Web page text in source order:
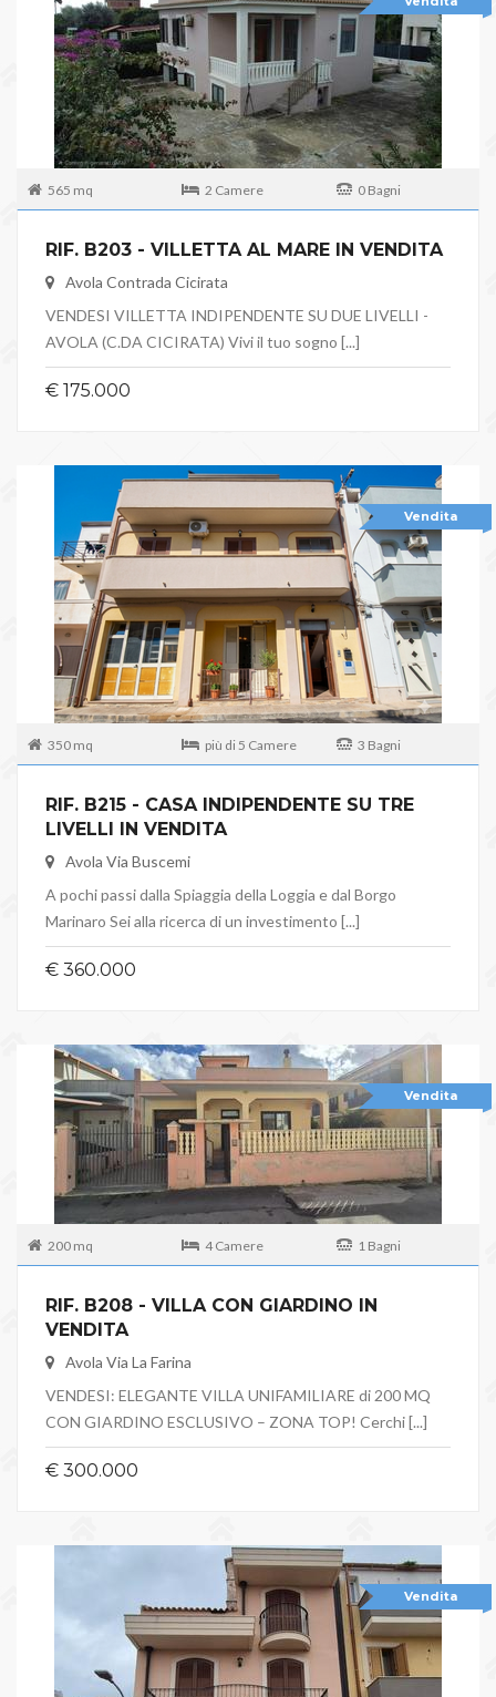
565 mq 2 Camere 0 Bagni
RIF. B203 - VILLETTA AL MARE IN VENDITA
Avola Contrada Cicirata
VENDESI VILLETTA INDIPENDENTE SU DUE LIVELLI -
AVOLA (C.DA CICIRATA) Vivi il tuo sogno [...]
€ 175.000
Vendita
350 mq più di 5 Camere 3 Bagni
RIF. B215 - CASA INDIPENDENTE SU TRE
LIVELLI IN VENDITA
Avola Via Buscemi
A pochi passi dalla Spiaggia della Loggia e dal Borgo
Marinaro Sei alla ricerca di un investimento [...]
€ 360.000
Vendita
200 mq 4 Camere 1 Bagni
RIF. B208 - VILLA CON GIARDINO IN
VENDITA
Avola Via La Farina
VENDESI: ELEGANTE VILLA UNIFAMILIARE di 200 MQ
CON GIARDINO ESCLUSIVO – ZONA TOP! Cerchi [...]
€ 300.000
Vendita